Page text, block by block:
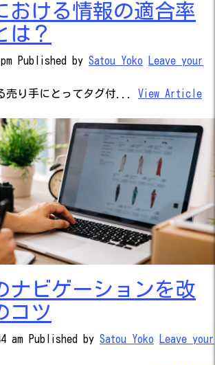
おける情報の適合率
は？
Published by Satou Yoko
Leave your
売り手にとってタグ付... View Article
ナビゲーションを改
コツ
am Published by Satou Yoko
Leave your